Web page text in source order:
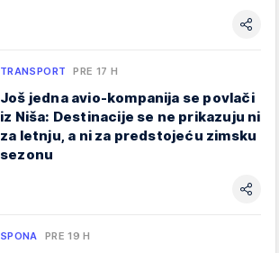
TRANSPORT PRE 17 H
Još jedna avio-kompanija se povlači
iz Niša: Destinacije se ne prikazuju ni
za letnju, a ni za predstojeću zimsku
sezonu
SPONA PRE 19 H